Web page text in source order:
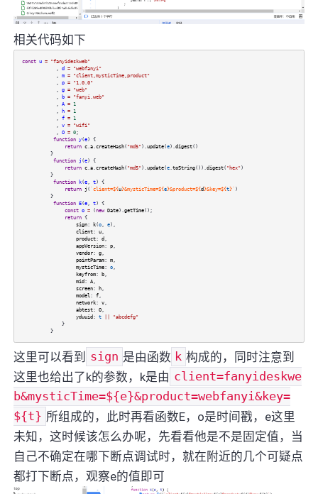
相关代码如下
const u = "fanyideskweb"
d = "webfanyi"
m = "client,mysticTime,product"
p = "1.0.0"
g = "web"
b = "fanyi.web"
A = 1
h = 1
f = 1
v = "wifi"
O = 0;
function y(e) {
return c. a. createHash( "md5" ). update(e). digest()
}
function j (e) {
return c. a. createHash( "md5" ). update(e. toString()). digest( "hex" )
}
function k(e, t) {
return j ( `client=${u}&mysticTime=${e}&product=${d}&key=${t}` )
}
function E(e, t) {
const o =(new Date). getTime();
return{
sign: k(o, e),
client: u,
product: d,
appVersion: p,
vendor: g,
pointParam: m,
mysticTime: o,
keyfrom: b,
mid: A,
screen: h,
model : f,
network: v,
abtest: O,
yduuid: t ||
"abcdefg"
}
}
这里可以看到 sign 是由函数 k 构成的，同时注意到
这里也给出了k的参数，k是由 client=fanyideskwe
b&mysticTime=${e}&product=webfanyi&key=
${t} 所组成的，此时再看函数E，o是时间戳，e这里
未知，这时候该怎么办呢，先看看他是不是固定值，当
自己不确定在哪下断点调试时，就在附近的几个可疑点
都打下断点，观察e的值即可